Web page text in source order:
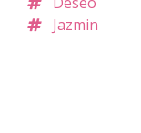
Jazmin